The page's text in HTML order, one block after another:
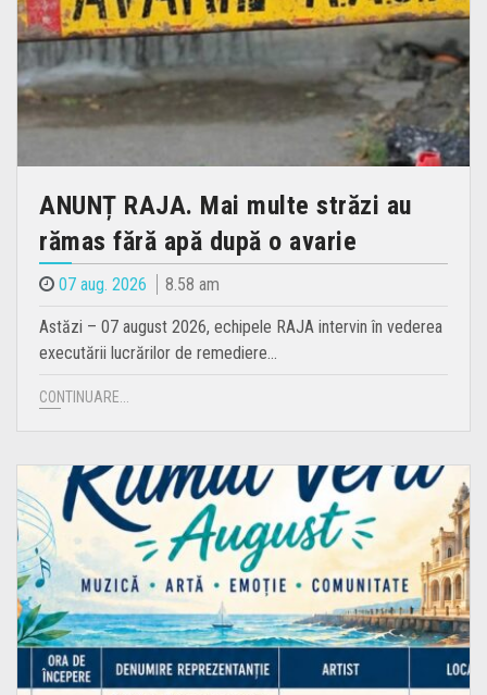
ANUNȚ RAJA. Mai multe străzi au
rămas fără apă după o avarie
07 aug. 2026 8.58 am
Astăzi – 07 august 2026, echipele RAJA intervin în vederea
executării lucrărilor de remediere…
CONTINUARE...